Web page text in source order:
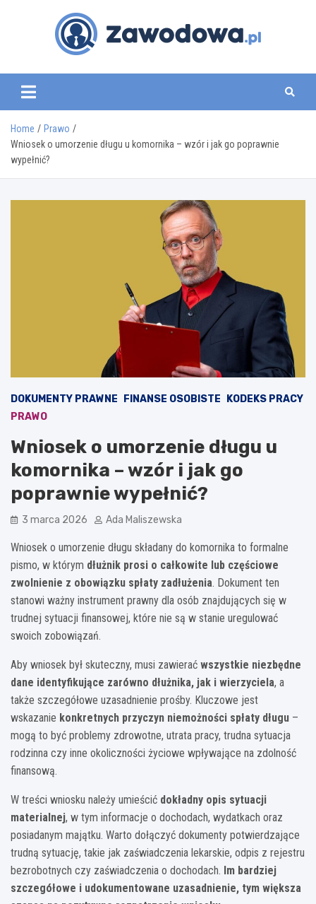
zawodowa.pl
Home
Prawo
Wniosek o umorzenie długu u komornika – wzór i jak go poprawnie
wypełnić?
DOKUMENTY PRAWNE FINANSE OSOBISTE
KODEKS PRACY
PRAWO
Wniosek o umorzenie długu u
komornika – wzór i jak go
poprawnie wypełnić?
3 marca 2026 Ada Maliszewska
Wniosek o umorzenie długu składany do komornika to formalne
pismo, w którym dłużnik prosi o całkowite lub częściowe
zwolnienie z obowiązku spłaty zadłużenia. Dokument ten
stanowi ważny instrument prawny dla osób znajdujących się w
trudnej sytuacji finansowej, które nie są w stanie uregulować
swoich zobowiązań.
Aby wniosek był skuteczny, musi zawierać wszystkie niezbędne
dane identyfikujące zarówno dłużnika, jak i wierzyciela, a
także szczegółowe uzasadnienie prośby. Kluczowe jest
wskazanie konkretnych przyczyn niemożności spłaty długu –
mogą to być problemy zdrowotne, utrata pracy, trudna sytuacja
rodzinna czy inne okoliczności życiowe wpływające na zdolność
finansową.
W treści wniosku należy umieścić dokładny opis sytuacji
materialnej, w tym informacje o dochodach, wydatkach oraz
posiadanym majątku. Warto dołączyć dokumenty potwierdzające
trudną sytuację, takie jak zaświadczenia lekarskie, odpis z rejestru
bezrobotnych czy zaświadczenia o dochodach. Im bardziej
szczegółowe i udokumentowane uzasadnienie, tym większa